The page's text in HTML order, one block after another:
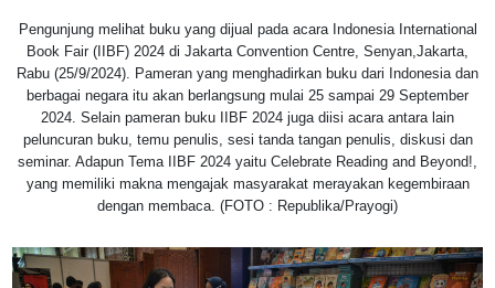
Pengunjung melihat buku yang dijual pada acara Indonesia International
Book Fair (IIBF) 2024 di Jakarta Convention Centre, Senyan,Jakarta,
Rabu (25/9/2024). Pameran yang menghadirkan buku dari Indonesia dan
berbagai negara itu akan berlangsung mulai 25 sampai 29 September
2024. Selain pameran buku IIBF 2024 juga diisi acara antara lain
peluncuran buku, temu penulis, sesi tanda tangan penulis, diskusi dan
seminar. Adapun Tema IIBF 2024 yaitu Celebrate Reading and Beyond!,
yang memiliki makna mengajak masyarakat merayakan kegembiraan
dengan membaca. (FOTO : Republika/Prayogi)